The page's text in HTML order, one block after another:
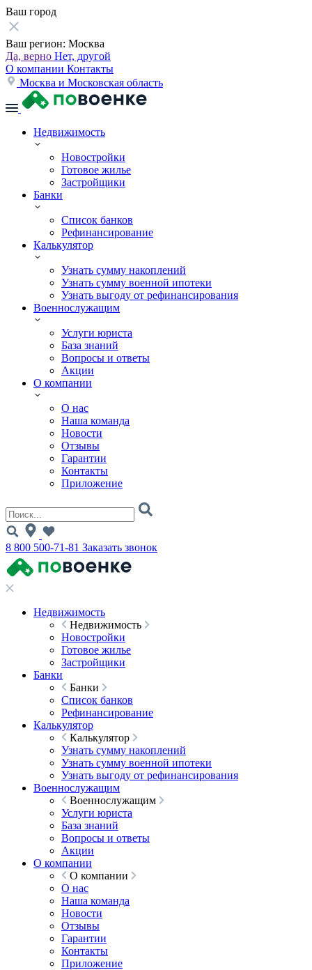
Ваш город
Ваш регион: Москва
Да, верно Нет, другой
О компании Контакты
Москва и Московская область
Недвижимость
Новостройки
Готовое жилье
Застройщики
Банки
Список банков
Рефинансирование
Калькулятор
Узнать сумму накоплений
Узнать сумму военной ипотеки
Узнать выгоду от рефинансирования
Военнослужащим
Услуги юриста
База знаний
Вопросы и ответы
Акции
О компании
О нас
Наша команда
Новости
Отзывы
Гарантии
Контакты
Приложение
8 800 500-71-81 Заказать звонок
Недвижимость
Недвижимость
Новостройки
Готовое жилье
Застройщики
Банки
Банки
Список банков
Рефинансирование
Калькулятор
Калькулятор
Узнать сумму накоплений
Узнать сумму военной ипотеки
Узнать выгоду от рефинансирования
Военнослужащим
Военнослужащим
Услуги юриста
База знаний
Вопросы и ответы
Акции
О компании
О компании
О нас
Наша команда
Новости
Отзывы
Гарантии
Контакты
Приложение